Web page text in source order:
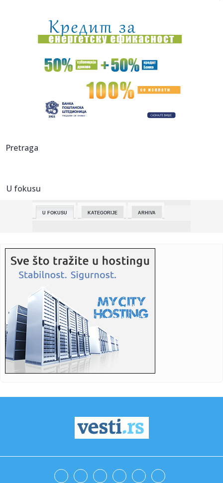
00:31:BMW 328 „Bügelfalte“ osvojio titulu „Best of Show“ na Co...
23:58:Berze na oprezu! Investitori gledaju u iran, naftu i američku
Stellantisova fabrika u Francuskoj će početi da proizvodi
23:53:Održive navike počinju malim izborima koje pravimo
23:52:
23:42:
KALATES „POPIO“ ISPALU: Voditeljka iskulirala košarkaša
23:30:Zelenski: Odobrio sam nove operacije ukrajinskih snaga
protiv Rus...
23:30:Kalates o skandiranju Grobara: Navijači su sjajni, cenimo
23:30:Eminemova bivša žena neprepoznatljiva! Fotografija
nastala posl...
23:29:anša: Potvrđen kolaicioni sporazum, sutra podnosim
kandidatur...
Mačak Oliver ne dozvoljava vlasnici da probudi sina bez
23:24:Hitna depeša: MUP Srbije kreće u lov na "privatne policajce"
Pretraga
U fokusu
U FOKUSU KATEGORIJE ARHIVA